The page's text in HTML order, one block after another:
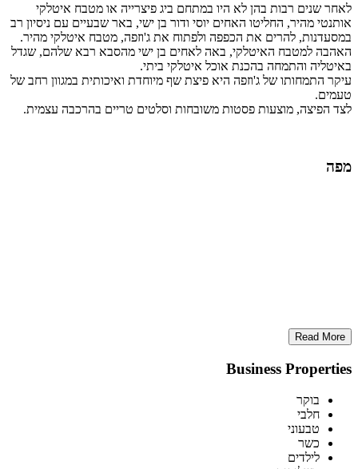
לאחר שנים רבות בהן לא היו במתחם ביג פיצרייה או מטבח איטלקי
אותנטי מהיר, החליטו האחים יוסי ודור בן ישי, באר שבעיים עם ניסיון רב
במסעדנות, להרים את הכפפה ולפתוח את ג'וזפה, מטבח איטלקי מהיר.
האהבה למטבח האיטלקי, באה לאחים בן ישי מהסבא רבא שלהם, שגדל
באיטליה והתמחה בהכנת אוכל איטלקי ביתי.
עיקר התמחותו של ג'וזפה היא פיצת שף מיוחדת ואיכותית במגוון רחב של
טעמים.
לצד הפיצה, מוצעות פסטות משובחות וסלטים טריים בהרכבה עצמית.
מפה
Read More
Business Properties
בוקר
חלבי
טבעוני
כשר
לילדים